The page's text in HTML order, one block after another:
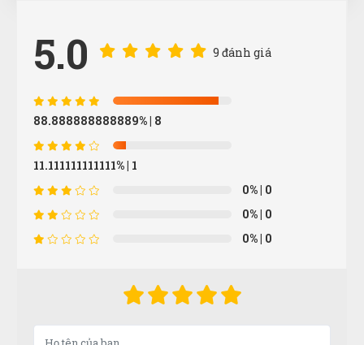
5.0 9 đánh giá
88.888888888889%| 8
11.111111111111%| 1
0%| 0
0%| 0
0%| 0
Nguyễn Chí Tâm
sản phẩm tốt chất lượng, mẫu mã đa dạng
TT
(Đánh giá 1 năm trước)
Nguyễn Đông